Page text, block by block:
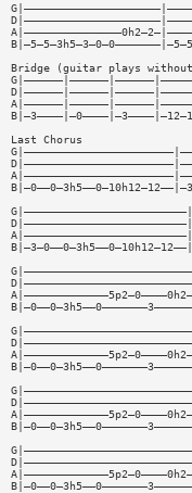
Bridge (guitar plays
Last Chorus